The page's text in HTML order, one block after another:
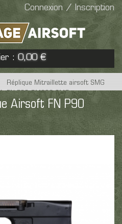
Connexion / Inscription
: 0,00 €
Commander
Réplique Mitraillette airsoft SMG
FN P90 CM060 SMG
Airsoft FN P90